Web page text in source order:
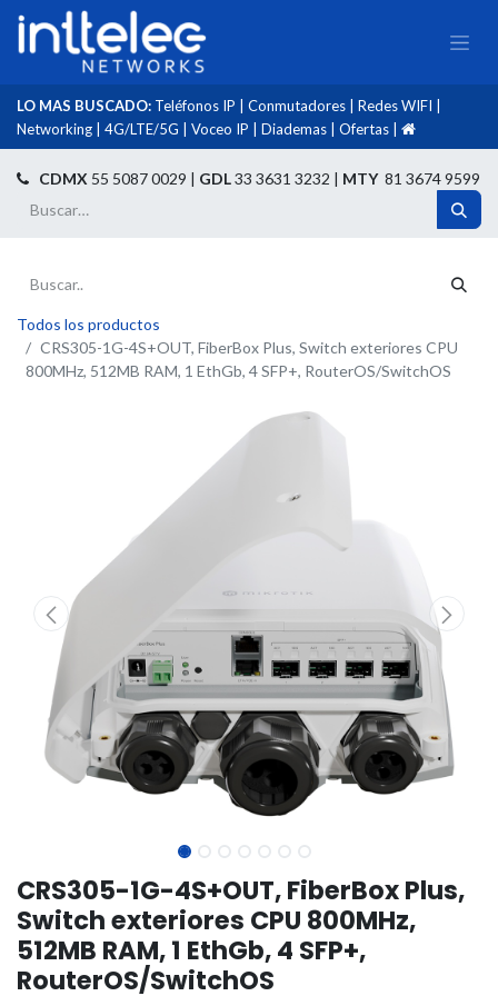
LO MAS BUSCADO: Teléfonos IP Conmutadores Redes WIFI
Networking
4G/LTE/5G Voceo IP Diademas Ofertas
CDMX 55 5087 0029 | GDL33 3631 3232 | MTY81 3674 9599
Todos los productos
CRS305-1G-4S+OUT, FiberBox Plus, Switch exteriores CPU
800MHz, 512MB RAM, 1 EthGb, 4 SFP+, RouterOS/SwitchOS
CRS305-1G-4S+OUT, FiberBox Plus,
Switch exteriores CPU 800MHz,
512MB RAM, 1 EthGb, 4 SFP+,
RouterOS/SwitchOS